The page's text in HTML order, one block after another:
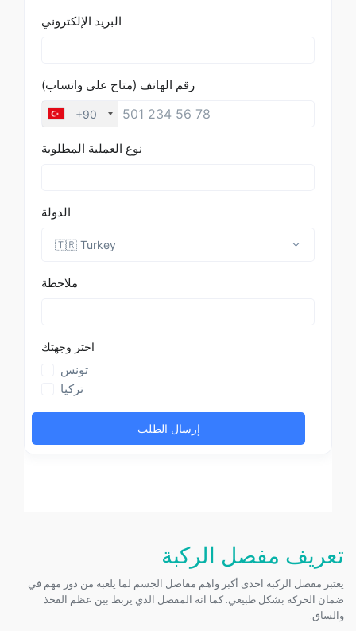
تعريف مفصل الركبة
يعتبر مفصل الركبة احدى أكبر واهم مفاصل الجسم لما يلعبه من دور مهم في
ضمان الحركة بشكل طبيعي. كما انه المفصل الذي يربط بين عظم الفخذ
والساق.